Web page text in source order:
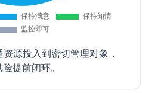
源投入到密切管理对象，
提前闭环。